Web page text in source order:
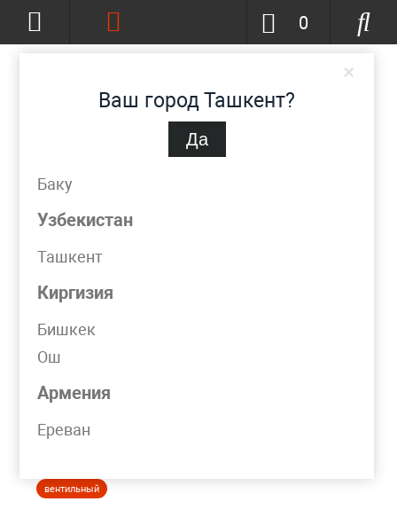
×
Ваш город Ташкент?
Да
Баку
Узбекистан
Ташкент
Киргизия
Бишкек
Ош
Армения
Ереван
0
КАТАЛОГ
КЛАПАН ЧУГУННЫЙ
вентильный